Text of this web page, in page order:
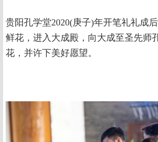
贵阳孔学堂2020(庚子)年开笔礼礼成
鲜花，进入大成殿，向大成至圣先师
花，并许下美好愿望。